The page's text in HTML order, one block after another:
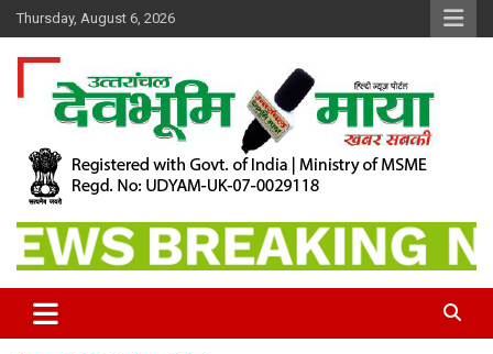
Skip
to
content
Thursday, August 6, 2026
Dev Bhoomi Maya